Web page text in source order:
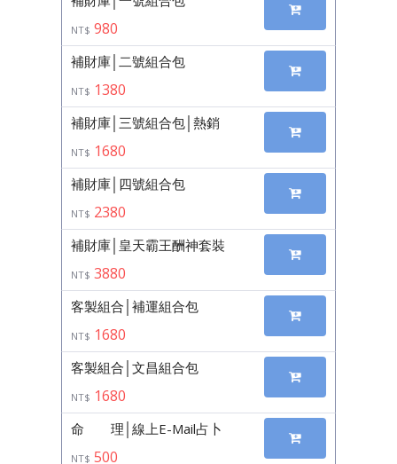
NT$ 980
補財庫│二號組合包
NT$ 1380
補財庫│三號組合包│熱銷
NT$ 1680
補財庫│四號組合包
NT$ 2380
補財庫│皇天霸王酬神套裝
NT$ 3880
客製組合│補運組合包
NT$ 1680
客製組合│文昌組合包
NT$ 1680
命 理│線上E-Mail占卜
NT$ 500